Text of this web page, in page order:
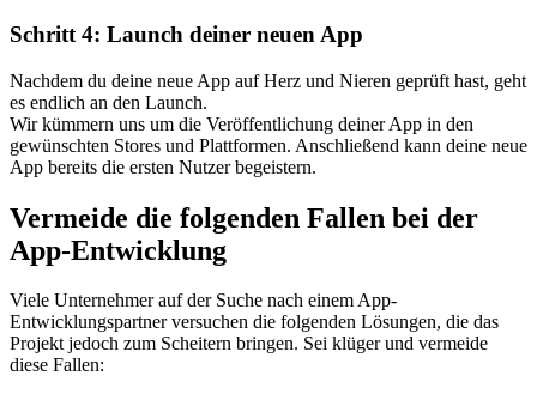
Schritt 4: Launch deiner neuen App
Nachdem du deine neue App auf Herz und Nieren geprüft hast, geht
es endlich an den Launch.
Wir kümmern uns um die Veröffentlichung deiner App in den
gewünschten Stores und Plattformen. Anschließend kann deine neue
App bereits die ersten Nutzer begeistern.
Vermeide die folgenden Fallen bei der
App-Entwicklung
Viele Unternehmer auf der Suche nach einem App-
Entwicklungspartner versuchen die folgenden Lösungen, die das
Projekt jedoch zum Scheitern bringen. Sei klüger und vermeide
diese Fallen: